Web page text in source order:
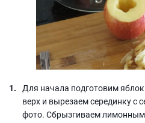
Для начала подготовим
верх и вырезаем серединку с
фото. Сбрызгиваем